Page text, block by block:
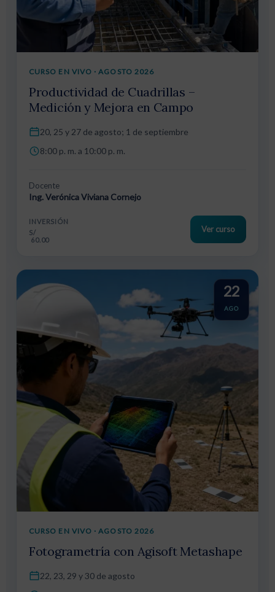
CURSO EN VIVO · AGOSTO 2026
Productividad de Cuadrillas –
Medición y Mejora en Campo
20, 25 y 27 de agosto; 1 de septiembre
8:00 p. m. a 10:00 p. m.
Docente
Ing. Verónica Viviana Cornejo
INVERSIÓN
S/
60.00
Ver curso
22
AGO
CURSO EN VIVO · AGOSTO 2026
Fotogrametría con Agisoft Metashape
22, 23, 29 y 30 de agosto